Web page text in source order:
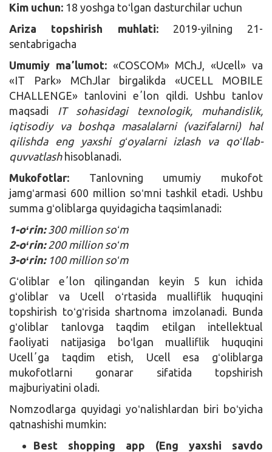
Kim uchun: 18 yoshga toʻlgan dasturchilar uchun
Ariza topshirish muhlati:2019-yilning 21-
sentabrigacha
Umumiy maʼlumot:«COSCOM» MChJ, «Ucell» va
«IT Park» MChJlar birgalikda «UCELL MOBILE
CHALLENGE» tanlovini eʼlon qildi. Ushbu tanlov
maqsadi IT sohasidagi texnologik, muhandislik,
iqtisodiy va boshqa masalalarni (vazifalarni) hal
qilishda eng yaxshi gʻoyalarni izlash va qoʻllab-
quvvatlashhisoblanadi.
Mukofotlar: Tanlovning umumiy mukofot
jamgʻarmasi 600 million soʻmni tashkil etadi. Ushbu
summa gʻoliblarga quyidagicha taqsimlanadi:
1-oʻrin:300 million soʻm
2-oʻrin:200 million soʻm
3-oʻrin:100 million soʻm
Gʻoliblar eʼlon qilingandan keyin 5 kun ichida
gʻoliblar va Ucell oʻrtasida mualliflik huquqini
topshirish toʻgʻrisida shartnoma imzolanadi. Bunda
gʻoliblar tanlovga taqdim etilgan intellektual
faoliyati natijasiga boʻlgan mualliflik huquqini
Ucellʼga taqdim etish, Ucell esa gʻoliblarga
mukofotlarni gonarar sifatida topshirish
majburiyatini oladi.
Nomzodlarga quyidagi yoʻnalishlardan biri boʻyicha
qatnashishi mumkin:
Best shopping app (Eng yaxshi savdo